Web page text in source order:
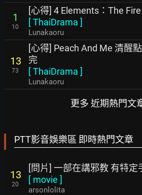
1
10
[心得] 4 Elements：The
[ThaiDrama ]
Lunakaoru
13
73
[心得] Peach And Me 清醒
完
[ThaiDrama ]
Lunakaoru
更多 近期熱門文
PTT影音娛樂區 即時熱門文章
13
20
[問片] 一部在講邪教 有特定
[ movie ]
arsonlolita